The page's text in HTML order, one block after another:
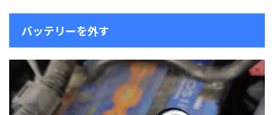
バッテリーを外す